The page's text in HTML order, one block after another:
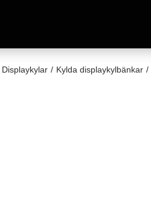
Displaykylar / Kylda displaykylbänkar /